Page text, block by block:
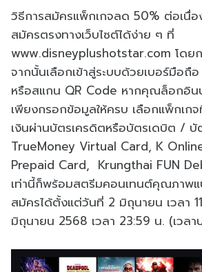
วิธีการสมัครแพ็กเกจลด 50% ต่อเนื่อ
สมัครตรงทางเว็บไซต์ได้ง่าย ๆ ที่
www.disneyplushotstar.com โดย
จากนั้นเลือกเข้าสู่ระบบด้วยเบอร์มือถื
หรือสแกน QR Code หากคุณล็อกอิ
เพียงกรอกข้อมูลให้ครบ เลือกแพ็กเกจ
เงินผ่านบัตรเครดิตหรือบัตรเดบิต / บั
TrueMoney Virtual Card, K
Prepaid Card, Krungthai FUN
เท่านี้ก็พร้อมสตรีมคอนเทนต์คุณภาพแ
สมัครได้ตั้งแต่วันที่ 2 มิถุนายน เวลา
มิถุนายน 2568 เวลา 23:59 น. (เวลา